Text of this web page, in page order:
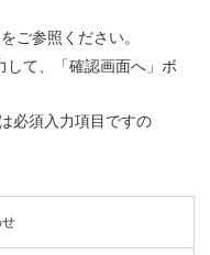
をご参照ください。
して、「確認画面へ」ボ
必須入力項目ですの